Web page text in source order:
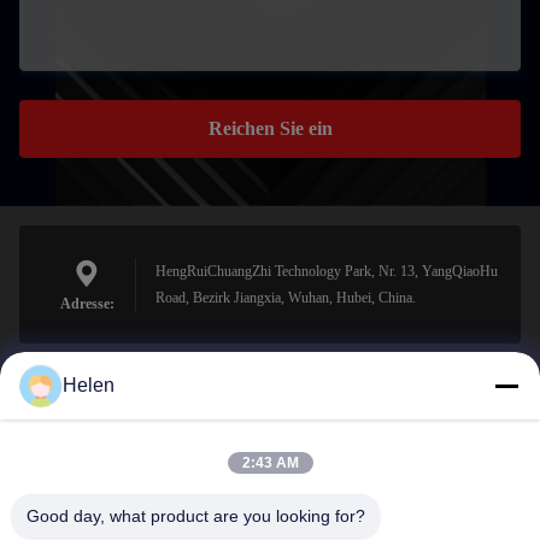
Reichen Sie ein
Adresse:
HengRuiChuangZhi Technology Park, Nr. 13, YangQiaoHu
Road, Bezirk Jiangxia, Wuhan, Hubei, China.
sales@perfectlaser.net
Helen
2:43 AM
Good day, what product are you looking for?